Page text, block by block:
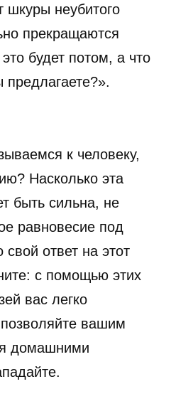
шкуры неубитого
прекращаются
будет потом, а что
предлагаете?».
к человеку,
Насколько эта
быть сильна, не
равновесие под
свой ответ на этот
с помощью этих
вас легко
вашим
домашними